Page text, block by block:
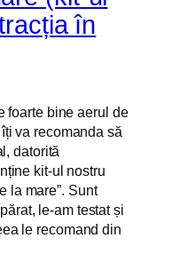
în
foarte bine aerul de
va recomanda să
datorită
kit-ul nostru
la mare”. Sunt
le-am testat și
le recomand din